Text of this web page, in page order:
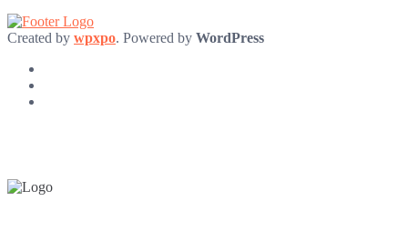
Created by wpxpo. Powered by WordPress